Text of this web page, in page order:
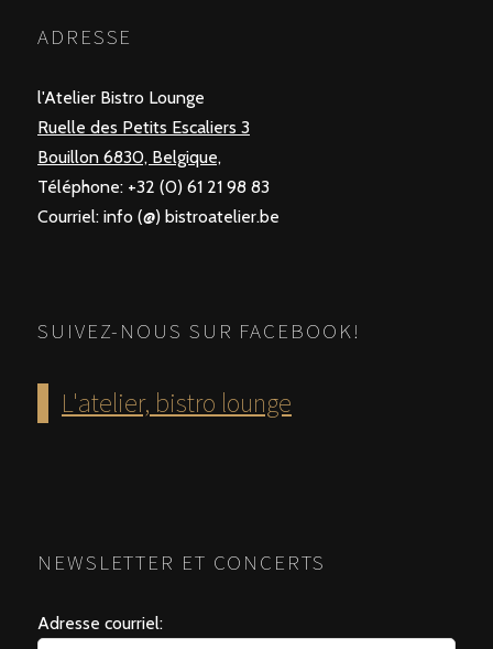
ADRESSE
l'Atelier Bistro Lounge
Ruelle des Petits Escaliers 3
Bouillon 6830, Belgique,
Téléphone: +32 (0) 61 21 98 83
Courriel: info (@) bistroatelier.be
SUIVEZ-NOUS SUR FACEBOOK!
L'atelier, bistro lounge
NEWSLETTER ET CONCERTS
Adresse courriel: